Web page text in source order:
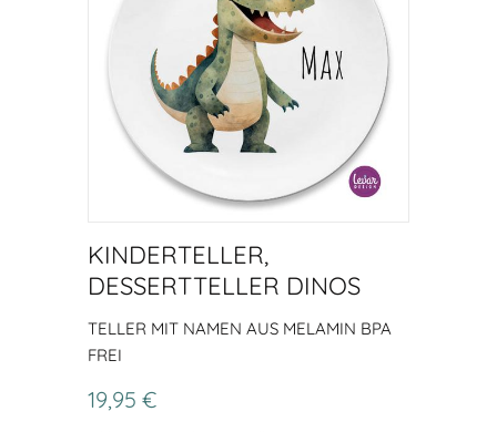
KINDERTELLER,
DESSERTTELLER DINOS
TELLER MIT NAMEN AUS MELAMIN BPA
FREI
19,95 €